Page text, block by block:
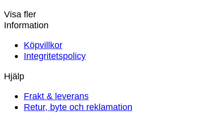
Visa fler
Information
Köpvillkor
Integritetspolicy
Hjälp
Frakt & leverans
Retur, byte och reklamation